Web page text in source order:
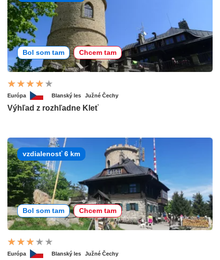
Bol som tam Chcem tam
Európa Blanský les Južné Čechy
Výhľad z rozhľadne Kleť
vzdialenosť 6 km
Bol som tam Chcem tam
Európa Blanský les Južné Čechy